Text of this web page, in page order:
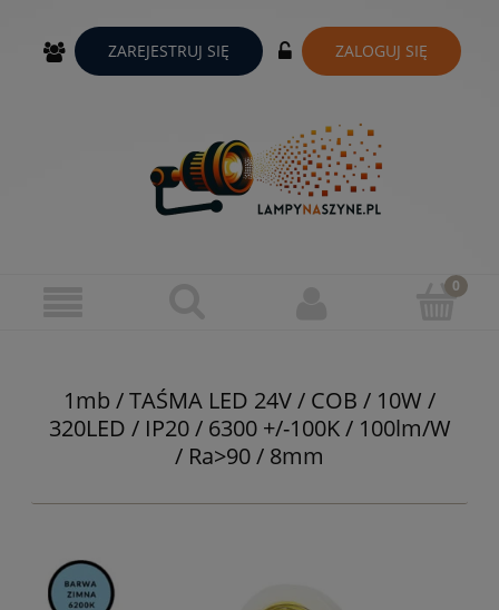
ZAREJESTRUJ SIĘ ZALOGUJ SIĘ
1mb / TAŚMA LED 24V / COB / 10W /
320LED / IP20 / 6300 +/-100K / 100lm/W
/ Ra>90 / 8mm